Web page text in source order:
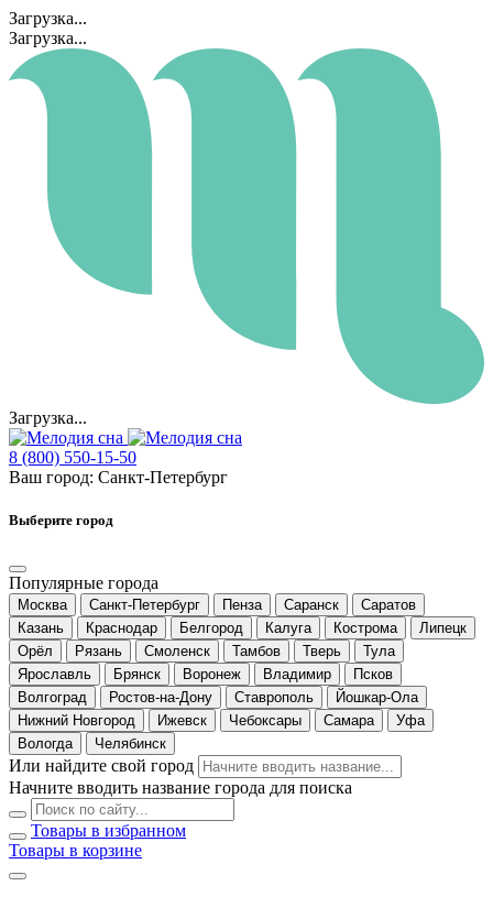
Загрузка...
Загрузка...
Загрузка...
8 (800) 550-15-50
Ваш город: Санкт-Петербург
Выберите город
Популярные города
Москва Санкт-Петербург Пенза Саранск
Саратов
Казань
Краснодар Белгород Калуга Кострома
Липецк
Орёл
Рязань Смоленск Тамбов Тверь
Тула
Ярославль
Брянск Воронеж Владимир
Псков
Волгоград
Ростов-на-Дону Ставрополь
Йошкар-Ола
Нижний Новгород
Ижевск Чебоксары Самара
Уфа
Вологда
Челябинск
Или найдите свой город
Начните вводить название города для поиска
Товары в избранном
Товары в корзине